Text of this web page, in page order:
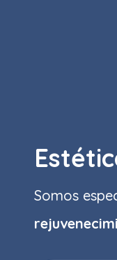
Somos